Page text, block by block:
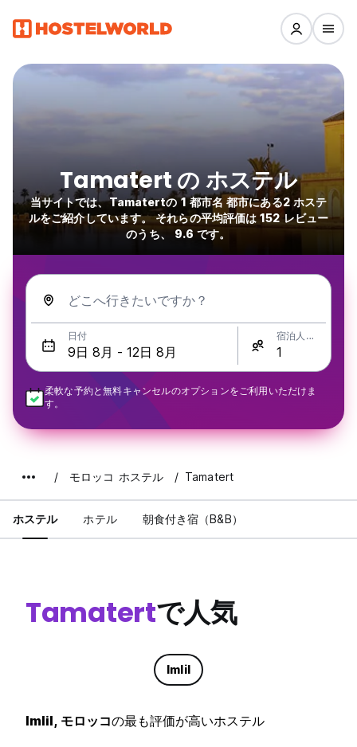
Tamatert の ホステル
当サイトでは、Tamatertの 1 都市名 都市にある2 ホステ
ルをご紹介しています。 それらの平均評価は 152 レビュー
のうち、 9.6 です。
どこへ行きたいですか？
日付 宿泊人数
柔軟な予約と無料キャンセルのオプションをご利用いただけま
す。
モロッコ ホステル Tamatert
ホステル ホテル 朝食付き宿（B&B）
Tamatertで人気
Imlil
Imlil, モロッコの最も評価が高いホステル